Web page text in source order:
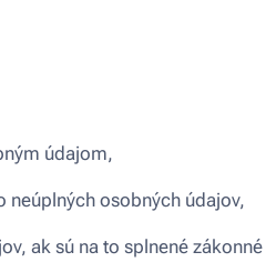
údajom,
osobných údajov,
ak sú na to splnené